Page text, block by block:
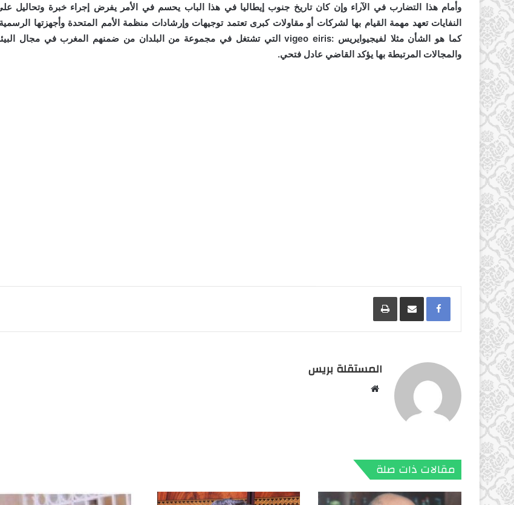
وأمام هذا التضارب في الآراء وإن كانتاريخ جنوب إيطاليا في هذا الباب يحسم في الأمر يفرض إجراء خبرة وتحاليل
النفايات تعهد مهمة القيام بها لشركات أو مقاولات كبرى تعتمد توجيهاتوإرشادات منظمة الأمم المتحدة وأجهزتها
كما هو الشأن مثلا لفيجيوايريس :vigeo eiris التي تشتغل في مجموعة من البلدان من ضمنهم المغرب
في مجال
والمجالات المرتبطة بها يؤكد القاضي عادل فتحي.
Facebookمشاركة عبر البريد طباعة
المستقلة بريس
مقالات ذات صلة